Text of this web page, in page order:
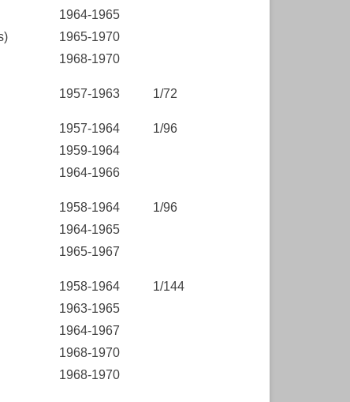
1964-1965
1965-1970
1968-1970
1957-1963 1/72
1957-1964
1959-1964
1964-1966
1/96
1958-1964
1964-1965
1965-1967
1/96
1958-1964
1963-1965
1964-1967
1968-1970
1968-1970
1/144